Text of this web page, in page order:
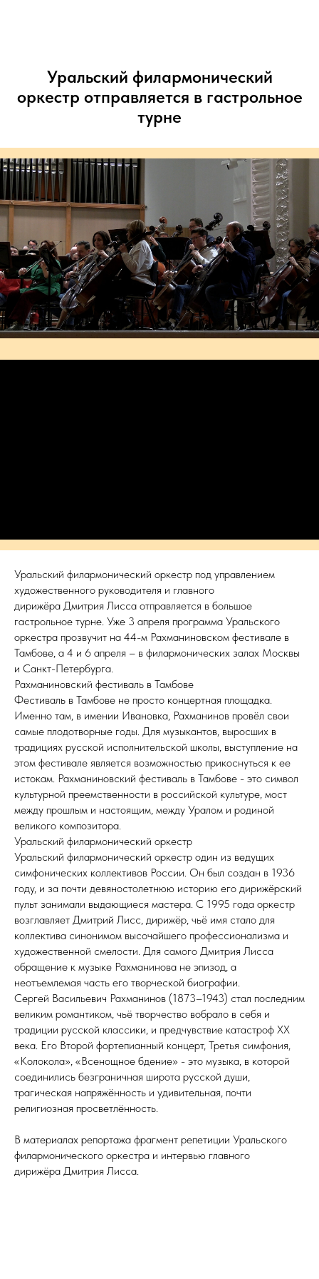
Уральский филармонический
оркестр отправляется в гастрольное
турне
Уральский филармонический оркестр под управлением
художественного руководителя и главного
дирижёра Дмитрия Лисса отправляется в большое
гастрольное турне. Уже 3 апреля программа Уральского
оркестра прозвучит на 44-м Рахманиновском фестивале в
Тамбове, а 4 и 6 апреля – в филармонических залах Москвы
и Санкт-Петербурга.
Рахманиновский фестиваль в Тамбове
Фестиваль в Тамбове не просто концертная площадка.
Именно там, в имении Ивановка, Рахманинов провёл свои
самые плодотворные годы. Для музыкантов, выросших в
традициях русской исполнительской школы, выступление на
этом фестивале является возможностью прикоснуться к ее
истокам. Рахманиновский фестиваль в Тамбове - это символ
культурной преемственности в российской культуре, мост
между прошлым и настоящим, между Уралом и родиной
великого композитора.
Уральский филармонический оркестр
Уральский филармонический оркестр один из ведущих
симфонических коллективов России. Он был создан в 1936
году, и за почти девяностолетнюю историю его дирижёрский
пульт занимали выдающиеся мастера. С 1995 года оркестр
возглавляет Дмитрий Лисс, дирижёр, чьё имя стало для
коллектива синонимом высочайшего профессионализма и
художественной смелости. Для самого Дмитрия Лисса
обращение к музыке Рахманинова не эпизод, а
неотъемлемая часть его творческой биографии.
Сергей Васильевич Рахманинов (1873–1943) стал последним
великим романтиком, чьё творчество вобрало в себя и
традиции русской классики, и предчувствие катастроф XX
века. Его Второй фортепианный концерт, Третья симфония,
«Колокола», «Всенощное бдение» - это музыка, в которой
соединились безграничная широта русской души,
трагическая напряжённость и удивительная, почти
религиозная просветлённость.
В материалах репортажа фрагмент репетиции Уральского
филармонического оркестра и интервью главного
дирижёра Дмитрия Лисса.